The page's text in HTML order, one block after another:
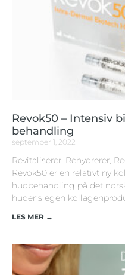
Revok50 – Intensiv
behandling
september 1, 2022
Revitaliserer, Rehydrerer,
Revok50 er en relativt ny
hudbehandling på det
hudens egen
LES MER →